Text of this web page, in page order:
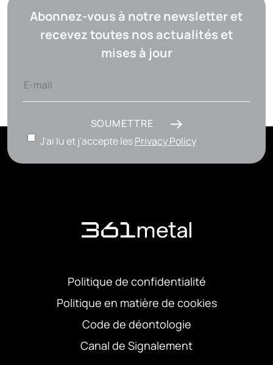
Abonnez-vous à notre newsletter et
recevez toutes nos actualités et
mises à jour
SOUMETTRE
J'ai lu et j'accepte lesPrivacy Policy
Politique de confidentialité
Politique en matière de cookies
Code de déontologie
Canal de Signalement